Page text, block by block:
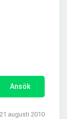
Ansök
21 augusti 2010